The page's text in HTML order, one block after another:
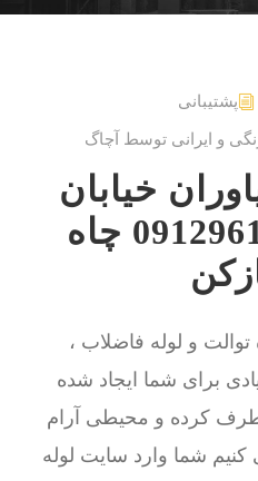
پشتیبانی
و ایرانی توسط آچاگ
خیابان
منظریه 09129615767 چاه
و لوله فاضلاب ،
برای شما ایجاد شده
کرده و محیطی آرام
شما وارد سایت لوله